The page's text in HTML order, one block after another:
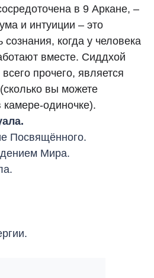
в 9 Аркане, –
и интуиции – это
когда у человека
вместе. Сиддхой
прочего, является
вы можете
одиночке).
Посвящённого.
Мира.